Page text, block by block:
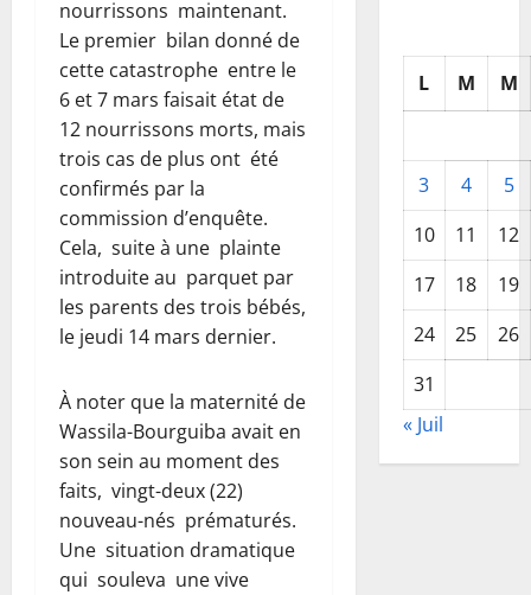
nourrissons maintenant.
Le premier bilan donné de
cette catastrophe entre le
6 et 7 mars faisait état de
12 nourrissons morts, mais
trois cas de plus ont été
confirmés par la
commission d’enquête.
Cela, suite à une plainte
introduite au parquet par
les parents des trois bébés,
le jeudi 14 mars dernier.
À noter que la maternité de
Wassila-Bourguiba avait en
son sein au moment des
faits, vingt-deux (22)
nouveau-nés prématurés.
Une situation dramatique
qui souleva une vive
L M M
3 4
5
10
11
12
17
18
19
24
25
26
31
« Juil